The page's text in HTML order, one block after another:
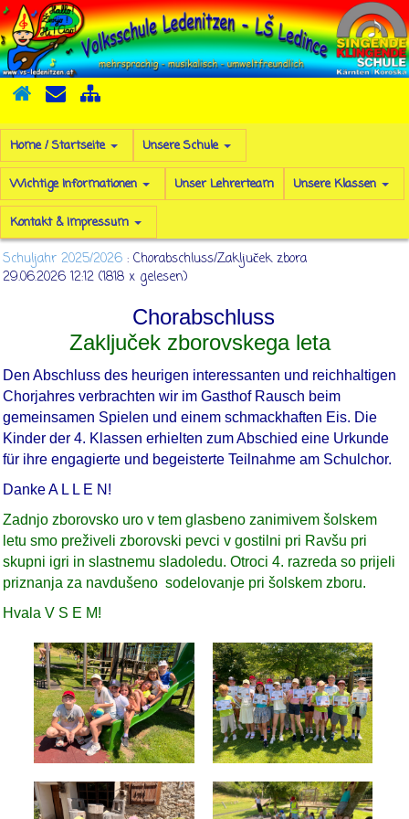
Home / Startseite Unsere Schule
Wichtige Informationen Unser Lehrerteam Unsere Klassen
Kontakt & Impressum
Schuljahr 2025/2026 : Chorabschluss/Zaključek zbora
29.06.2026 12:12 (1818 x gelesen)
Chorabschluss
Zaključek zborovskega leta
Den Abschluss des heurigen interessanten und reichhaltigen
Chorjahres verbrachten wir im Gasthof Rausch beim
gemeinsamen Spielen und einem schmackhaften Eis. Die
Kinder der 4. Klassen erhielten zum Abschied eine Urkunde
für ihre engagierte und begeisterte Teilnahme am Schulchor.
Danke A L L E N!
Zadnjo zborovsko uro v tem glasbeno zanimivem šolskem
letu smo preživeli zborovski pevci v gostilni pri Ravšu pri
skupni igri in slastnemu sladoledu. Otroci 4. razreda so prijeli
priznanja za navdušeno sodelovanje pri šolskem zboru.
Hvala V S E M!